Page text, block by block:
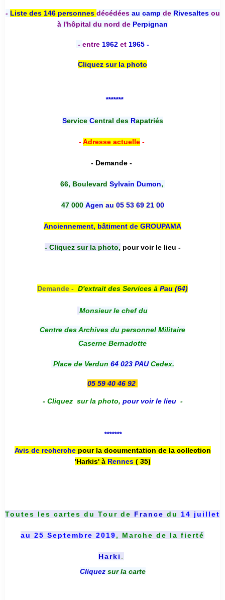
- Liste des 146 personnes décédées au camp deRivesaltesou
à l'hôpital du nord de Perpignan
- entre 1962 et 1965 -
Cliquez sur la photo
*******
Service Central desRapatriés
-Adresse actuelle-
- Demande -
66, Boulevard Sylvain Dumon,
47 000 Agen au 05 53 69 21 00
Anciennement, bâtiment de GROUPAMA
- Cliquez sur la photo, pour voir le lieu -
Demande - D'extrait des Services à Pau (64)
Monsieur le chef du
Centre des Archives du personnel Militaire
Caserne Bernadotte
Place de Verdun 64 023 PAUCedex.
05 59 40 46 92
- Cliquez sur la photo, pour voir le lieu -
*******
Avis de recherche pour la documentation de la collection
'Harkis' à Rennes( 35)
Toutes les cartes du Tour de France du 14 juillet
au 25 Septembre 2019, Marche de la fierté
Harki
Cliquez sur la carte